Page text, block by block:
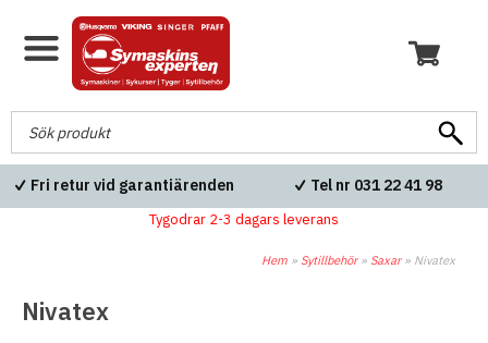
Fri retur vid garantiärenden Tel nr 031 22 41 98
Tygodrar 2-3 dagars leverans
Hem » Sytillbehör» Saxar» Nivatex
Nivatex